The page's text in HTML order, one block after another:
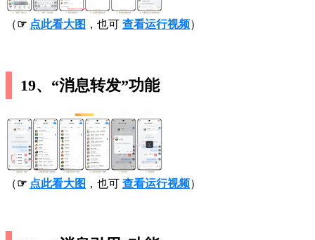
（☞ 点此看大图 ，也可 查看运行视频）
19、“消息转发”功能
（☞ 点此看大图 ，也可 查看运行视频）